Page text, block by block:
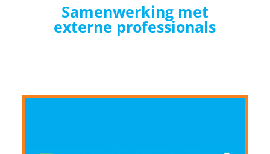
Samenwerking met
externe professionals